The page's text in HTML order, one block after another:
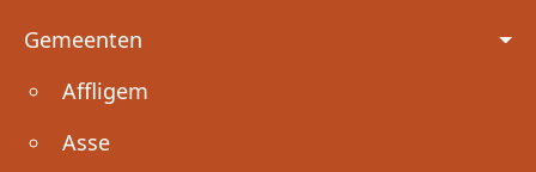
Voet
Gemeenten
Affligem
Asse